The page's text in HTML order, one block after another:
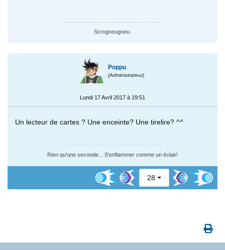
Scrogneugneu.
Poppu
(Administrateur)
Lundi 17 Avril 2017 à 19:51
Un lecteur de cartes ? Une enceinte? Une tirelire? ^^
Rien qu'une seconde... S'enflammer comme un éclair!
28